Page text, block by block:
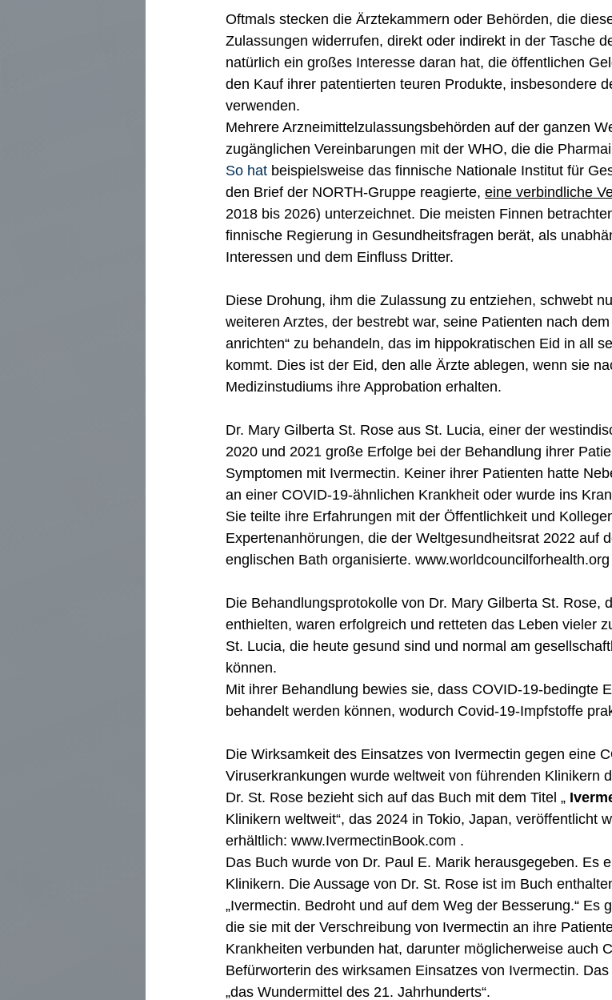
Oftmals stecken die Ärztekammern oder Behörden, die
Zulassungen widerrufen, direkt oder indirekt in der Tasche
natürlich ein großes Interesse daran hat, die öffentlichen
den Kauf ihrer patentierten teuren Produkte, insbesondere
verwenden.
Mehrere Arzneimittelzulassungsbehörden auf der ganzen
zugänglichen Vereinbarungen mit der WHO, die die
So hat beispielsweise das finnische Nationale Institut für
den Brief der NORTH-Gruppe reagierte, eine verbindliche
2018 bis 2026) unterzeichnet. Die meisten Finnen
finnische Regierung in Gesundheitsfragen berät, als
Interessen und dem Einfluss Dritter.
Diese Drohung, ihm die Zulassung zu entziehen, schwebt
weiteren Arztes, der bestrebt war, seine Patienten nach
anrichten“ zu behandeln, das im hippokratischen Eid in all
kommt. Dies ist der Eid, den alle Ärzte ablegen, wenn sie
Medizinstudiums ihre Approbation erhalten.
Dr. Mary Gilberta St. Rose aus St. Lucia, einer der
2020 und 2021 große Erfolge bei der Behandlung ihrer
Symptomen mit Ivermectin. Keiner ihrer Patienten hatte
an einer COVID-19-ähnlichen Krankheit oder wurde ins
Sie teilte ihre Erfahrungen mit der Öffentlichkeit und
Expertenanhörungen, die der Weltgesundheitsrat 2022 auf
englischen Bath organisierte. www.worldcouncilforhealth.org
Die Behandlungsprotokolle von Dr. Mary Gilberta St. Rose,
enthielten, waren erfolgreich und retteten das Leben vieler
St. Lucia, die heute gesund sind und normal am
können.
Mit ihrer Behandlung bewies sie, dass COVID-19-bedingte
behandelt werden können, wodurch Covid-19-Impfstoffe
Die Wirksamkeit des Einsatzes von Ivermectin gegen eine
Viruserkrankungen wurde weltweit von führenden Klinikern
Dr. St. Rose bezieht sich auf das Buch mit dem Titel „
Klinikern weltweit“, das 2024 in Tokio, Japan, veröffentlicht
erhältlich: www.IvermectinBook.com .
Das Buch wurde von Dr. Paul E. Marik herausgegeben. Es
Klinikern. Die Aussage von Dr. St. Rose ist im Buch
„Ivermectin. Bedroht und auf dem Weg der Besserung.“ Es
die sie mit der Verschreibung von Ivermectin an ihre
Krankheiten verbunden hat, darunter möglicherweise auch
Befürworterin des wirksamen Einsatzes von Ivermectin.
„das Wundermittel des 21. Jahrhunderts“.